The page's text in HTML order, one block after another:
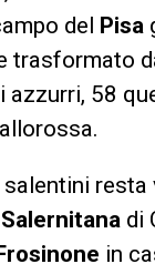
del
Pisa
trasformato
azzurri, 58
resta
Salernitanadi
Frosinone in